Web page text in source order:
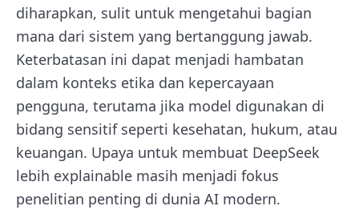
diharapkan, sulit untuk mengetahui bagian
mana dari sistem yang bertanggung jawab.
Keterbatasan ini dapat menjadi hambatan
dalam konteks etika dan kepercayaan
pengguna, terutama jika model digunakan di
bidang sensitif seperti kesehatan, hukum, atau
keuangan. Upaya untuk membuat DeepSeek
lebih explainable masih menjadi fokus
penelitian penting di dunia AI modern.